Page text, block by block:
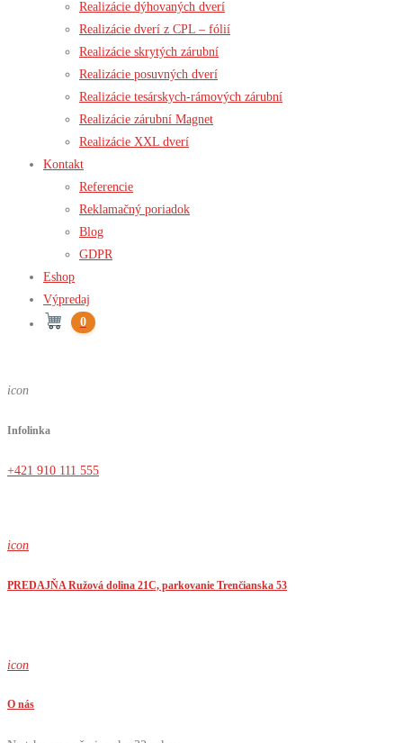
Realizácie dýhovaných dverí
Realizácie dverí z CPL – fólií
Realizácie skrytých zárubní
Realizácie posuvných dverí
Realizácie tesárskych-rámových zárubní
Realizácie zárubní Magnet
Realizácie XXL dverí
Kontakt
Referencie
Reklamačný poriadok
Blog
GDPR
Eshop
Výpredaj
0
icon
Infolinka
+421 910 111 555
icon
PREDAJŇA Ružová dolina 21C, parkovanie Trenčianska 53
icon
O nás